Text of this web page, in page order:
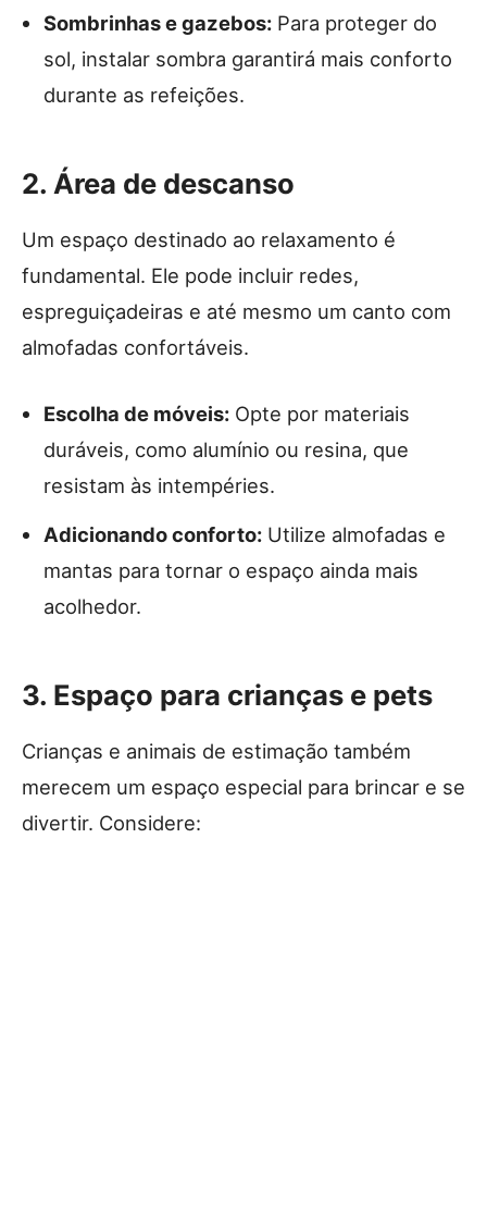
Sombrinhas e gazebos: Para proteger do
sol, instalar sombra garantirá mais conforto
durante as refeições.
2. Área de descanso
Um espaço destinado ao relaxamento é
fundamental. Ele pode incluir redes,
espreguiçadeiras e até mesmo um canto com
almofadas confortáveis.
Escolha de móveis: Opte por materiais
duráveis, como alumínio ou resina, que
resistam às intempéries.
Adicionando conforto: Utilize almofadas e
mantas para tornar o espaço ainda mais
acolhedor.
3. Espaço para crianças e pets
Crianças e animais de estimação também
merecem um espaço especial para brincar e se
divertir. Considere: